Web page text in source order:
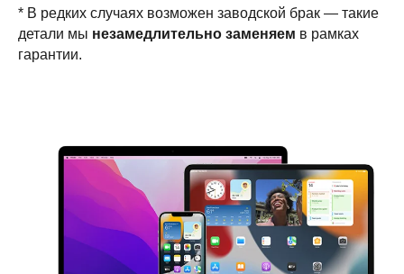
* В редких случаях возможен заводской брак — такие
детали мы незамедлительно заменяем в рамках
гарантии.